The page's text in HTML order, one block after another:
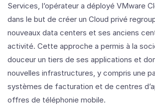
Services, l’opérateur a déployé VMware
dans le but de créer un Cloud privé
nouveaux data centers et ses anciens
activité. Cette approche a permis à la
douceur un tiers de ses applications et
nouvelles infrastructures, y compris une
systèmes de facturation et de centres
offres de téléphonie mobile.